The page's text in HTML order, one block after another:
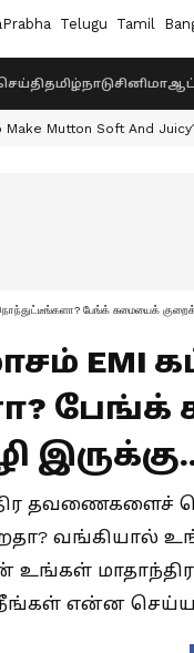
Telugu Tamil
தமிழ்நாடுசினிமா
Make Mutton Soft And
பேங்க் சுமையைக்
EMI
பேங்க்
தவணைகளைச்
வங்கியால்
உங்கள்
நீங்கள் என்ன